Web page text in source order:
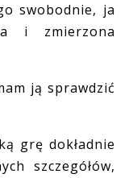
swobodnie, ja
i zmierzona
ją sprawdzić
grę dokładnie
szczegółów,